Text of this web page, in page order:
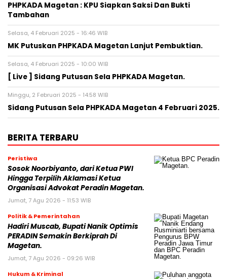
PHPKADA Magetan : KPU Siapkan Saksi Dan Bukti
Tambahan
Selasa, 4 Februari 2025 - 16:46 WIB
MK Putuskan PHPKADA Magetan Lanjut Pembuktian.
Selasa, 4 Februari 2025 - 10:00 WIB
[ Live ] Sidang Putusan Sela PHPKADA Magetan.
Minggu, 2 Februari 2025 - 14:58 WIB
Sidang Putusan Sela PHPKADA Magetan 4 Februari 2025.
BERITA TERBARU
Peristiwa
Sosok Noorbiyanto, dari Ketua PWI
Hingga Terpilih Aklamasi Ketua
Organisasi Advokat Peradin Magetan.
Jumat, 7 Agu 2026 - 11:53 WIB
Politik & Pemerintahan
Hadiri Muscab, Bupati Nanik Optimis
PERADIN Semakin Berkiprah Di
Magetan.
Jumat, 7 Agu 2026 - 09:26 WIB
Hukum & Kriminal